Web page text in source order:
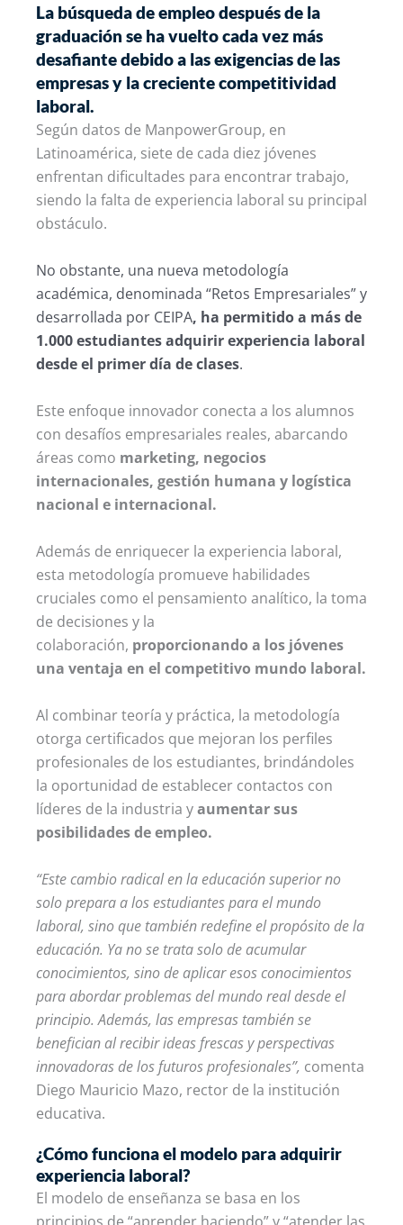
La búsqueda de empleo después de la
graduación se ha vuelto cada vez más
desafiante debido a las exigencias de las
empresas y la creciente competitividad
laboral.
Según datos de ManpowerGroup, en
Latinoamérica, siete de cada diez jóvenes
enfrentan dificultades para encontrar trabajo,
siendo la falta de experiencia laboral su principal
obstáculo.
No obstante, una nueva metodología
académica, denominada “Retos Empresariales” y
desarrollada por CEIPA, ha permitido a más de
1.000 estudiantes adquirir experiencia laboral
desde el primer día de clases.
Este enfoque innovador conecta a los alumnos
con desafíos empresariales reales, abarcando
áreas como marketing, negocios
internacionales, gestión humana y logística
nacional e internacional.
Además de enriquecer la experiencia laboral,
esta metodología promueve habilidades
cruciales como el pensamiento analítico, la toma
de decisiones y la
colaboración, proporcionando a los jóvenes
una ventaja en el competitivo mundo laboral.
Al combinar teoría y práctica, la metodología
otorga certificados que mejoran los perfiles
profesionales de los estudiantes, brindándoles
la oportunidad de establecer contactos con
líderes de la industria yaumentar sus
posibilidades de empleo.
“Este cambio radical en la educación superior no
solo prepara a los estudiantes para el mundo
laboral, sino que también redefine el propósito de la
educación. Ya no se trata solo de acumular
conocimientos, sino de aplicar esos conocimientos
para abordar problemas del mundo real desde el
principio. Además, las empresas también se
benefician al recibir ideas frescas y perspectivas
innovadoras de los futuros profesionales”, comenta
Diego Mauricio Mazo, rector de la institución
educativa.
¿Cómo funciona el modelo para adquirir
experiencia laboral?
El modelo de enseñanza se basa en los